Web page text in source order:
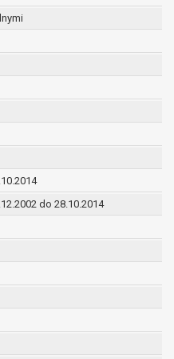
do 28.10.2014
władzy publicznej
dane osobowe
wcześniej udzielonej
w treści zgody.
danych w celu wskazanym
udostępniane innym
odbiorców danych osobowych.
dane osobowe w
zawartej z nim umowy
danych osobowych;
do odbioru danych
przepisów prawa.
będą przetwarzane przez okres
dla jakiego zostały zebrane
określonymi przez przepisy
przetwarzane są na
dotyczą przetwarzanie odbywa